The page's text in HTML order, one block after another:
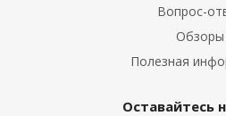
Вопрос-
Обзоры
Полезная
Оставайтесь